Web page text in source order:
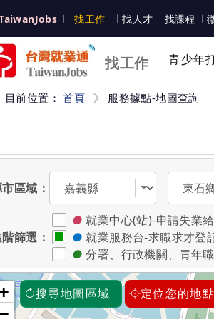
台灣就業通
找工作 台灣就業通
找人才 找課程
找工作 青少年
目前位置：首頁 服務據點-地圖查詢
區域：
選擇縣市
選擇區域
篩選：
● 就業中心(站)-申請失業
● 就業服務台-求職求才登
● 分署、行政機關、青年
搜尋地圖區域 定位您的地點